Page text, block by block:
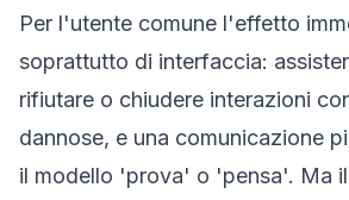
Per l'utente comune l'effetto
soprattutto di interfaccia:
rifiutare o chiudere interazioni
dannose, e una comunicazione
il modello 'prova' o 'pensa'. Ma